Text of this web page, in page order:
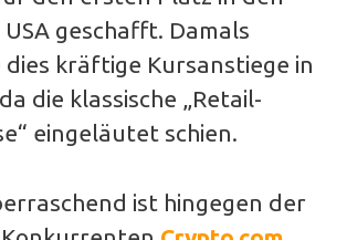
geschafft. Damals
kräftige Kursanstiege in
die klassische „Retail-
eingeläutet schien.
ist hingegen der